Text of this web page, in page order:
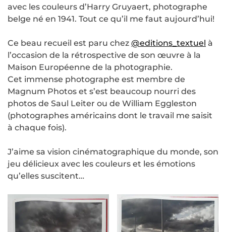
avec les couleurs d’Harry Gruyaert, photographe
belge né en 1941. Tout ce qu’il me faut aujourd’hui!
Ce beau recueil est paru chez @editions_textuel à
l’occasion de la rétrospective de son œuvre à la
Maison Européenne de la photographie.
Cet immense photographe est membre de
Magnum Photos et s’est beaucoup nourri des
photos de Saul Leiter ou de William Eggleston
(photographes américains dont le travail me saisit
à chaque fois).
J’aime sa vision cinématographique du monde, son
jeu délicieux avec les couleurs et les émotions
qu’elles suscitent…